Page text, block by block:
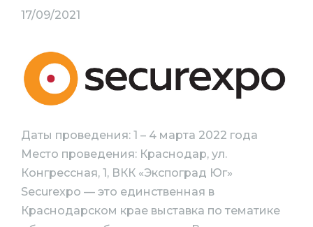
17/09/2021
Даты проведения: 1 – 4 марта 2022 года
Место проведения: Краснодар, ул.
Конгрессная, 1, ВКК «Экспоград Юг»
Securexpo — это единственная в
Краснодарском крае выставка по тематике